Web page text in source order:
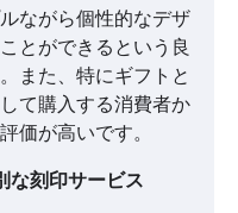
ながら個性的なデザ
とができるという良
また、特にギフトと
て購入する消費者か
価が高いです。
な刻印サービス